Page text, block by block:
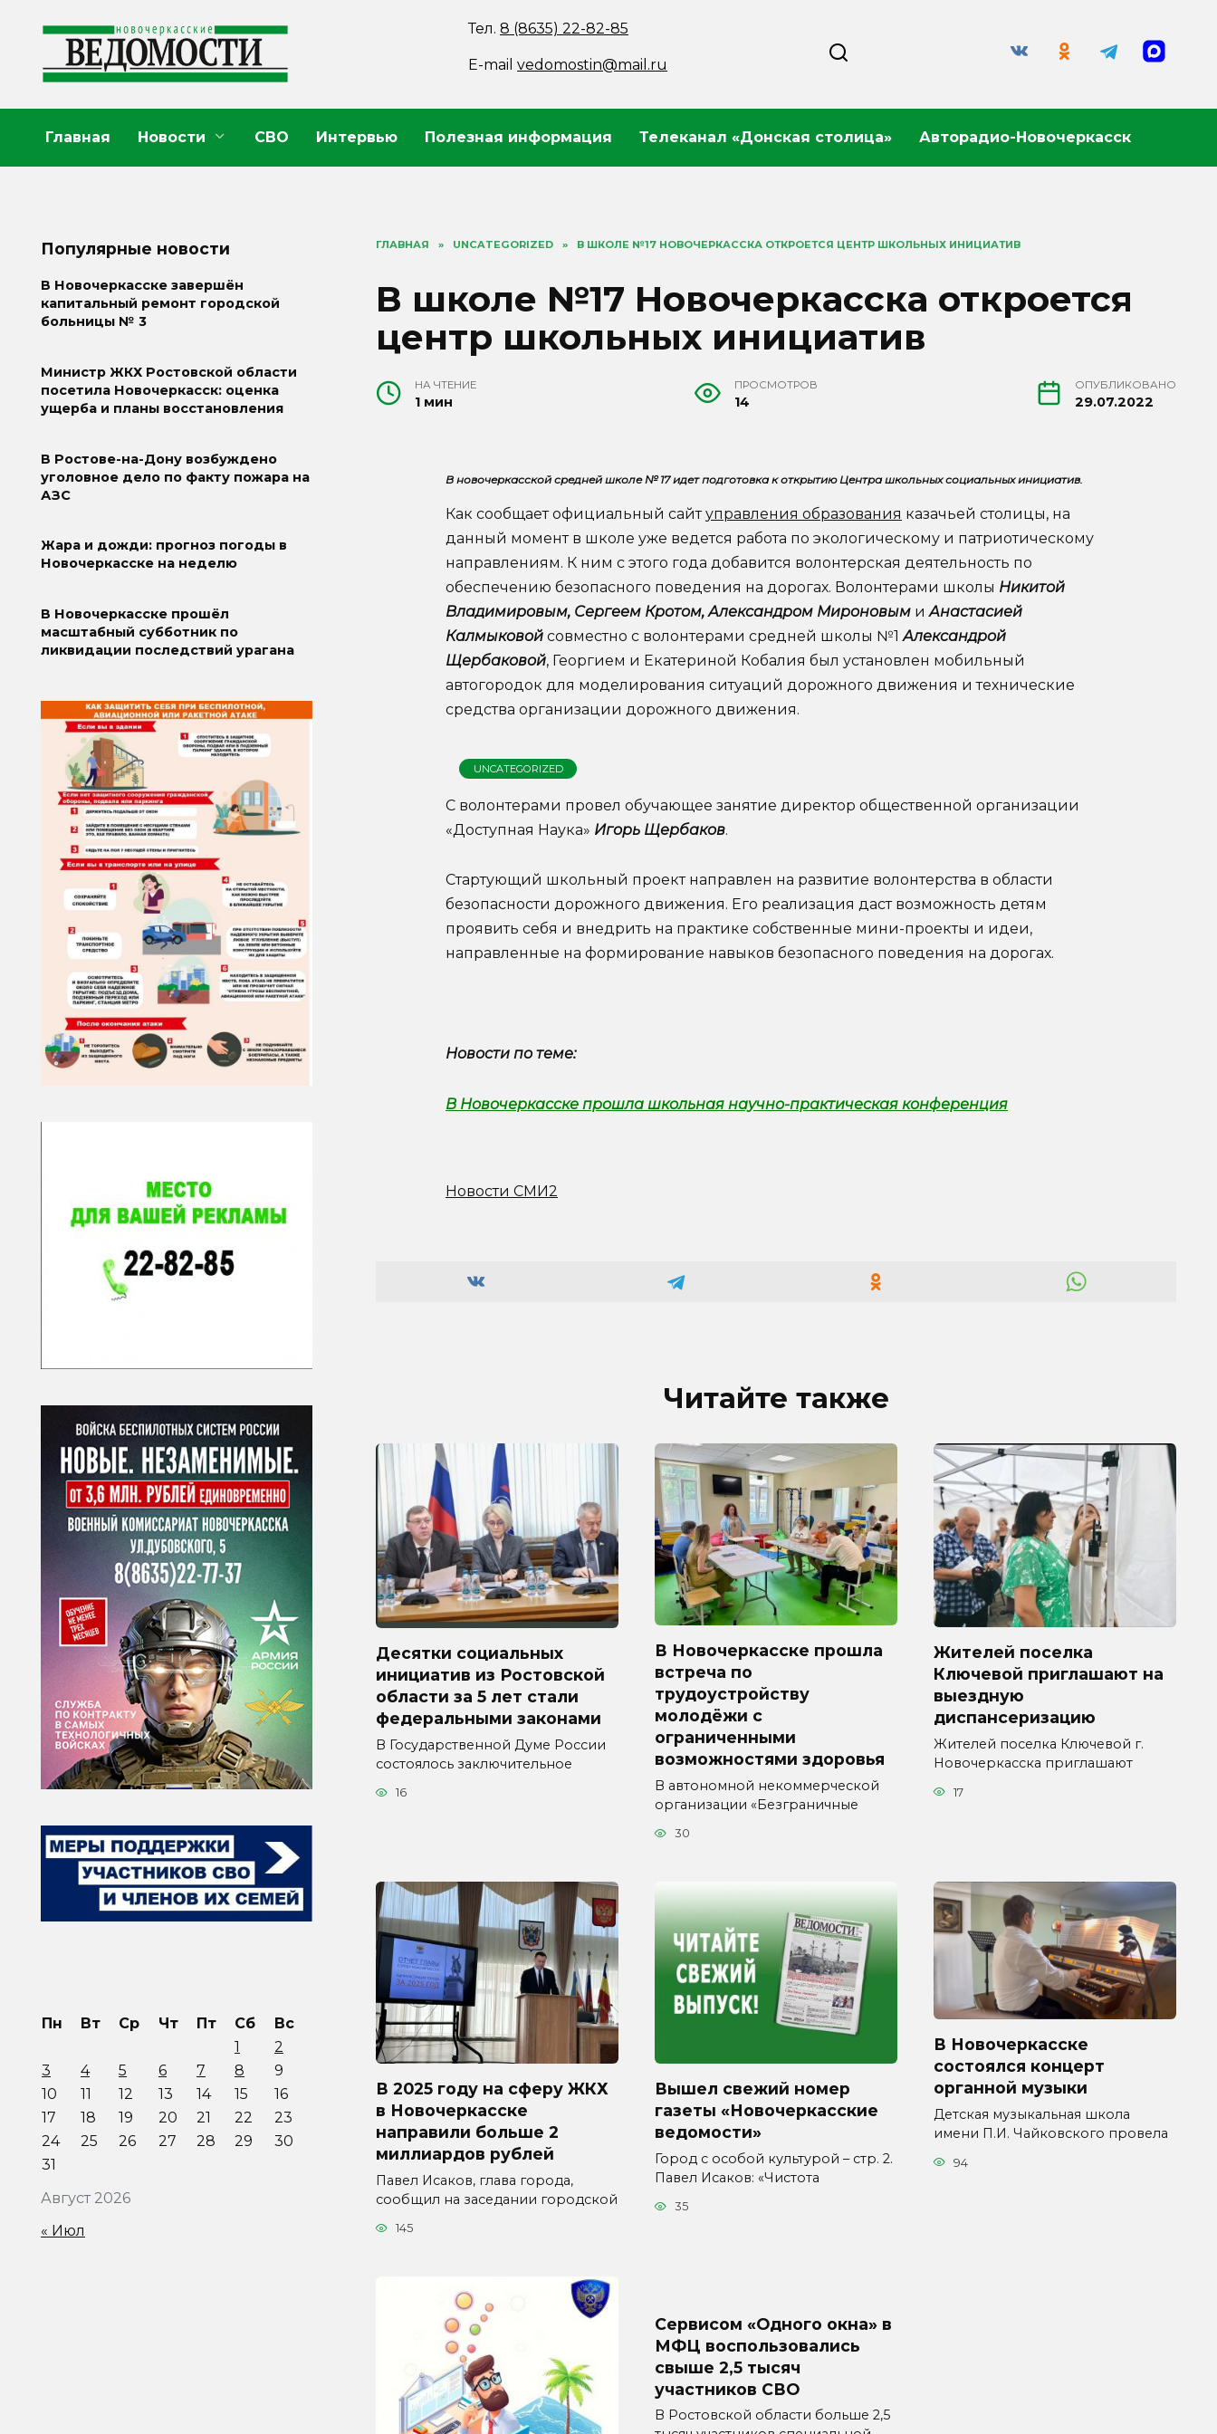
содержанию
Тел.8 (8635) 22-82-85
E-mailvedomostin@mail.ru
Главная Новости СВО Интервью Полезная информация Телеканал «Донская столица» Авторадио-Новочеркасск
ГЛАВНАЯ » UNCATEGORIZED » В ШКОЛЕ №17 НОВОЧЕРКАССКА ОТКРОЕТСЯ ЦЕНТР ШКОЛЬНЫХ ИНИЦИАТИВ
В школе №17 Новочеркасска откроется
центр школьных инициатив
НА ЧТЕНИЕ
1 мин
ПРОСМОТРОВ
14
ОПУБЛИКОВАНО
29.07.2022
В новочеркасской средней школе № 17 идет подготовка к открытию Центра школьных социальных инициатив.
Как сообщает официальный сайтуправления образования казачьей столицы, на
данный момент в школе уже ведется работа по экологическому и патриотическому
направлениям. К ним с этого года добавится волонтерская деятельность по
обеспечению безопасного поведения на дорогах. Волонтерами школы Никитой
Владимировым, Сергеем Кротом, Александром Мироновым иАнастасией
Калмыковой совместно с волонтерами средней школы №1Александрой
Щербаковой, Георгием и Екатериной Кобалия был установлен мобильный
автогородок для моделирования ситуаций дорожного движения и технические
средства организации дорожного движения.
UNCATEGORIZED
С волонтерами провел обучающее занятие директор общественной организации
«Доступная Наука» Игорь Щербаков.
Стартующий школьный проект направлен на развитие волонтерства в области
безопасности дорожного движения. Его реализация даст возможность детям
проявить себя и внедрить на практике собственные мини-проекты и идеи,
направленные на формирование навыков безопасного поведения на дорогах.
Новости по теме:
В Новочеркасске прошла школьная научно-практическая конференция
Новости СМИ2
Читайте также
Десятки социальных
инициатив из Ростовской
области за 5 лет стали
федеральными законами
В Государственной Думе России
состоялось заключительное
16
В Новочеркасске прошла
встреча по
трудоустройству
молодёжи с
ограниченными
возможностями здоровья
В автономной некоммерческой
организации «Безграничные
30
Жителей поселка
Ключевой приглашают на
выездную
диспансеризацию
Жителей поселка Ключевой г.
Новочеркасска приглашают
17
В 2025 году на сферу ЖКХ
в Новочеркасске
направили больше 2
миллиардов рублей
Павел Исаков, глава города,
сообщил на заседании городской
145
Вышел свежий номер
газеты «Новочеркасские
ведомости»
Город с особой культурой – стр. 2.
Павел Исаков: «Чистота
35
В Новочеркасске
состоялся концерт
органной музыки
Детская музыкальная школа
имени П.И. Чайковского провела
94
Сервисом «Одного окна» в
МФЦ воспользовались
свыше 2,5 тысяч
участников СВО
В Ростовской области больше 2,5
Популярные новости
В Новочеркасске завершён
капитальный ремонт городской
больницы № 3
Министр ЖКХ Ростовской области
посетила Новочеркасск: оценка
ущерба и планы восстановления
В Ростове-на-Дону возбуждено
уголовное дело по факту пожара на
АЗС
Жара и дожди: прогноз погоды в
Новочеркасске на неделю
В Новочеркасске прошёл
масштабный субботник по
ликвидации последствий урагана
Август 2026
Пн Вт Ср Чт Пт Сб
Вс
1
2
3
4 5 6 7 8
9
10
11 12 13 14 15
16
17
18 19 20 21 22
23
24
25 26 27 28 29
30
31
« Июл